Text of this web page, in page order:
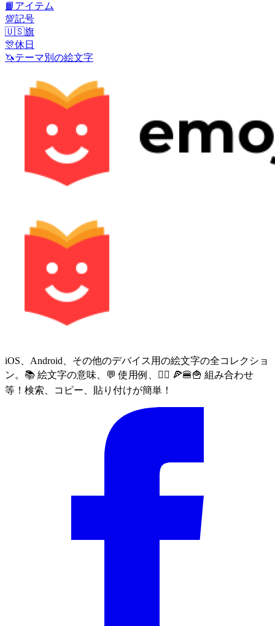
📙 アイテム
💯記号
🇺🇸旗
🎊休日
🦄テーマ別の絵文字
iOS、Android、その他のデバイス用の絵文字の全コレクショ
ン。📚 絵文字の意味、💬 使用例、🙅‍♀️ 🍕🍔🍟 組み合わせ
等！検索、コピー、貼り付けが簡単！